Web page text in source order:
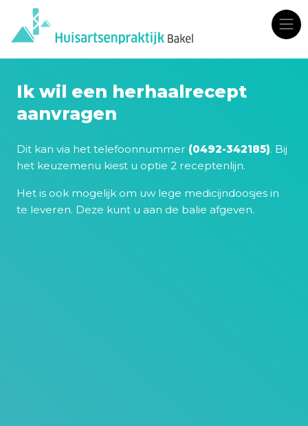
Ik wil een herhaalrecept
aanvragen
Dit kan via het telefoonnummer (0492-342185). Bij
het keuzemenu kiest u optie 2 receptenlijn.
Het is ook mogelijk om uw lege medicijndoosjes in
te leveren. Deze kunt u aan de balie afgeven.